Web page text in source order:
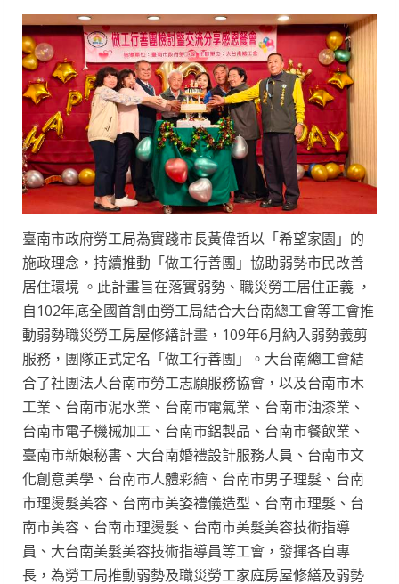
臺南市政府勞工局為實踐市長黃偉哲以「希望家園」的
施政理念，持續推動「做工行善團」協助弱勢市民改善
居住環境 。此計畫旨在落實弱勢、職災勞工居住正義 ，
自102年底全國首創由勞工局結合大台南總工會等工會推
動弱勢職災勞工房屋修繕計畫，109年6月納入弱勢義剪
服務，團隊正式定名「做工行善團」。大台南總工會結
合了社團法人台南市勞工志願服務協會，以及台南市木
工業、台南市泥水業、台南市電氣業、台南市油漆業、
台南市電子機械加工、台南市鋁製品、台南市餐飲業、
臺南市新娘秘書、大台南婚禮設計服務人員、台南市文
化創意美學、台南市人體彩繪、台南市男子理髮、台南
市理燙髮美容、台南市美姿禮儀造型、台南市理髮、台
南市美容、台南市理燙髮、台南市美髮美容技術指導
員、大台南美髮美容技術指導員等工會，發揮各自專
長，為勞工局推動弱勢及職災勞工家庭房屋修繕及弱勢